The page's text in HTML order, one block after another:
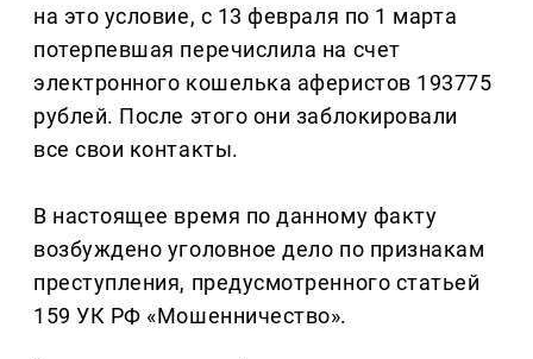
на это условие, с 13 февраля по 1 марта
потерпевшая перечислила на счет
электронного кошелька аферистов 193775
рублей. После этого они заблокировали
все свои контакты.
В настоящее время по данному факту
возбуждено уголовное дело по признакам
преступления, предусмотренного статьей
159 УК РФ «Мошенничество».